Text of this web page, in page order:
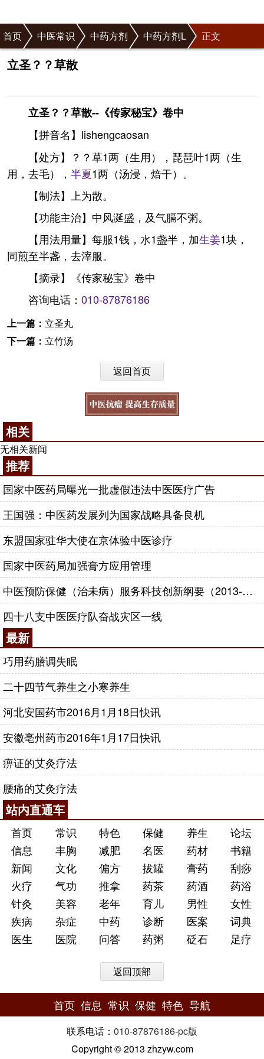
首页 中医常识 中药方剂 中药方剂L 正文
立圣？？草散
立圣？？草散--《传家秘宝》卷中
【拼音名】lishengcaosan
【处方】？？草1两（生用），琵琶叶1两（生
用，去毛）， 半夏1两（汤浸，焙干）。
【制法】上为散。
【功能主治】中风涎盛，及气膈不粥。
【用法用量】每服1钱，水1盏半，加生姜1块，
同煎至半盏，去滓服。
【摘录】《传家秘宝》卷中
咨询电话： 010-87876186
上一篇： 立圣丸
下一篇： 立竹汤
返回首页
相关
无相关新闻
推荐
国家中医药局曝光一批虚假违法中医医疗广告
王国强：中医药发展列为国家战略具备良机
东盟国家驻华大使在京体验中医诊疗
国家中医药局加强膏方应用管理
中医预防保健（治未病）服务科技创新纲要（2013-2020年）
四十八支中医医疗队奋战灾区一线
最新
巧用药膳调失眠
二十四节气养生之小寒养生
河北安国药市2016月1月18日快讯
安徽亳州药市2016年1月17日快讯
痹证的艾灸疗法
腰痛的艾灸疗法
站内直通车
首页 常识 特色 保健 养生
论坛
信息
丰胸 减肥 名医 药材
书籍
新闻
文化 偏方 拔罐 膏药
刮痧
火疗
气功 推拿 药茶 药酒
药浴
针灸
美容 老年 育儿 男性
女性
疾病
杂症 中药 诊断 医案
词典
医生
医院 问答 药粥 砭石 足疗
返回顶部
首页 信息 常识 保健 特色 导航
联系电话： 010-87876186-pc版
Copyright © 2013 zhzyw.com